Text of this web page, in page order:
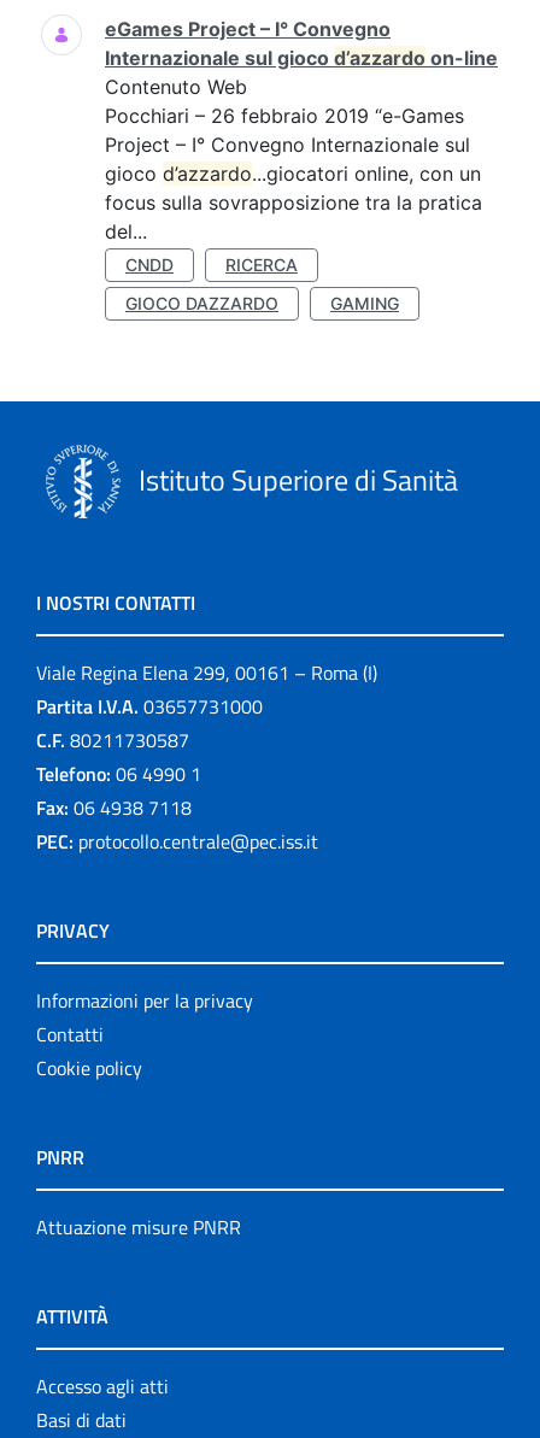
Ricerca
eGames Project – I° Convegno
Internazionale sul gioco d’azzardo on-line
Contenuto Web
Pocchiari – 26 febbraio 2019 “e-Games
Project – I° Convegno Internazionale sul
gioco d’azzardo...giocatori online, con un
focus sulla sovrapposizione tra la pratica
del...
CNDD
RICERCA
GIOCO DAZZARDO
GAMING
Istituto Superiore di Sanità
I NOSTRI CONTATTI
Viale Regina Elena 299, 00161 – Roma (I)
Partita I.V.A. 03657731000
C.F. 80211730587
Telefono: 06 4990 1
Fax: 06 4938 7118
PEC: protocollo.centrale@pec.iss.it
PRIVACY
Informazioni per la privacy
Contatti
Cookie policy
PNRR
Attuazione misure PNRR
ATTIVITÀ
Accesso agli atti
Basi di dati